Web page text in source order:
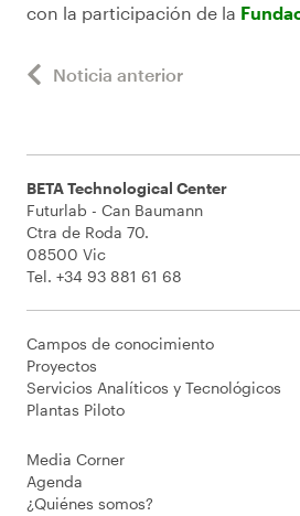
con la participación de la
Noticia anterior
BETA Technological Center
Futurlab - Can Baumann
Ctra de Roda 70.
08500 Vic
Tel. +34 93 881 61 68
Campos de conocimiento
Proyectos
Servicios Analíticos y Tecnológicos
Plantas Piloto
Media Corner
Agenda
¿Quiénes somos?